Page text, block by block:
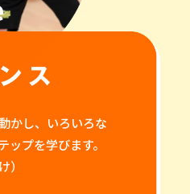
かし、いろいろな
ップを学びます。
）